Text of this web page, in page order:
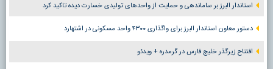
استاندار البرز بر ساماندهی و حمایت از واحدهای تولیدی خسارت دیده تاکید کرد
دستور معاون استاندار البرز برای واگذاری ۴۳۰۰ واحد مسکونی در اشتهارد
افتتاح زیرگذر خلیج فارس در گرمدره + ویدئو